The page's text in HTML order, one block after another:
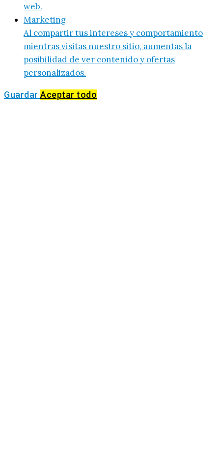
web.
Marketing
Al compartir tus intereses y comportamiento
mientras visitas nuestro sitio, aumentas la
posibilidad de ver contenido y ofertas
personalizados.
Guardar Aceptar todo